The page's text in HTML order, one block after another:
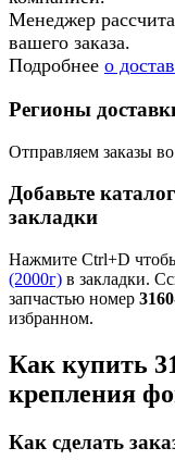
Менеджер
вашего заказа.
Подробнее о
Регионы
Отправляем заказы
Добавьте
закладки
Нажмите Ctrl+D
(2000г) в закладки.
запчастью номер
избранном.
Как купить
крепления
Как сделать